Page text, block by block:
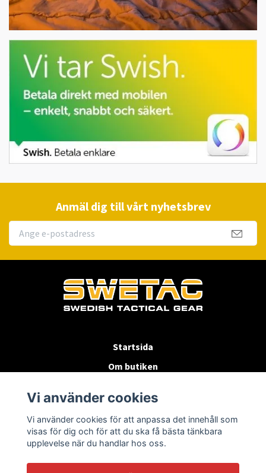
Anmäl dig till vårt nyhetsbrev
Startsida
Om butiken
Byten & Returer
Kontakta oss
Vi använder cookies
Vi använder cookies för att anpassa det innehåll som
visas för dig och för att du ska få bästa tänkbara
upplevelse när du handlar hos oss.